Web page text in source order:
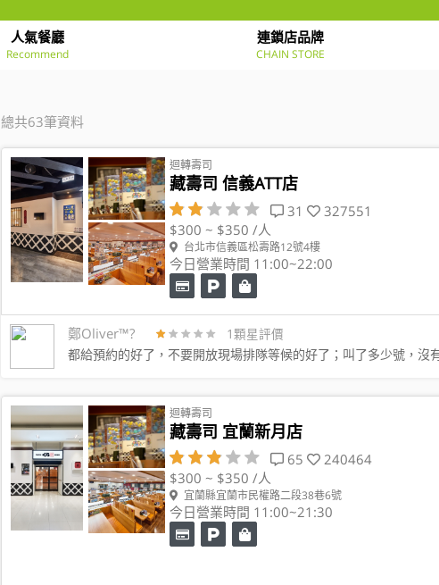
人氣餐廳
Recommend
連鎖店品牌
CHAIN STORE
總共63筆資料
迴轉壽司
藏壽司 信義ATT店
31
327551
$300 ~ $350 /人
台北市信義區松壽路12號4樓
今日營業時間 11:00~22:00
鄭Oliver™️? 1顆星評價
都給預約的好了，不要開放現場排隊等候的好了；叫了多少號，沒
迴轉壽司
藏壽司 宜蘭新月店
65
240464
$300 ~ $350 /人
宜蘭縣宜蘭市民權路二段38巷6號
今日營業時間 11:00~21:30